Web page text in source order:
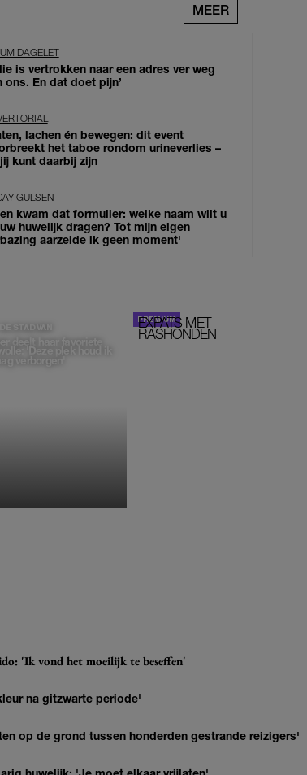
MEER
DAGELET
is vertrokken naar een adres ver weg
ons. En dat doet pijn’
lachen én bewegen: dit event
het taboe rondom urineverlies –
kunt daarbij zijn
GULSEN
kwam dat formulier: welke naam wilt u
huwelijk dragen? Tot mijn eigen
aarzelde ik geen moment'
DE STAD VAN
deelt haar favoriete
'Deze plek houd ik
verborgen'
EXPATS MET
RASHONDEN
'Ik vond het moeilijk te beseffen'
na gitzwarte periode'
op de grond tussen honderden gestrande reizigers'